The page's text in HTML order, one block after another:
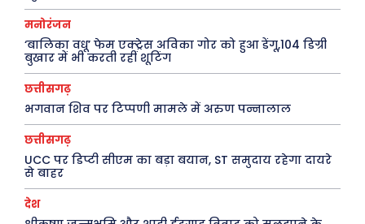
फ़िल्मी दुनिया
खेल
अजब-ग़ज़ब
पर्यटन
Tech
Real Estate
Finance
मनोरंजन
‘बालिका वधू’ फेम एक्ट्रेस अविका गोर को हुआ डेंगू,104 डिग्री
बुखार में भी करती रहीं शूटिंग
छत्तीसगढ़
भगवान शिव पर टिप्पणी मामले में अरुण पन्नालाल
छत्तीसगढ़
UCC पर डिप्टी सीएम का बड़ा बयान, ST समुदाय रहेगा दायरे
से बाहर
देश